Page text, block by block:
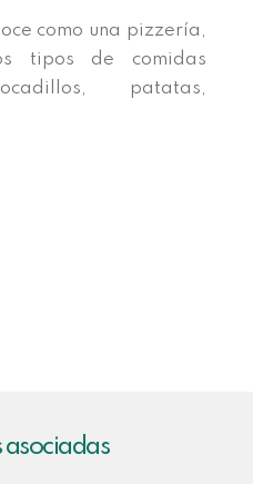
como una pizzería,
tipos de comidas
patatas,
asociadas